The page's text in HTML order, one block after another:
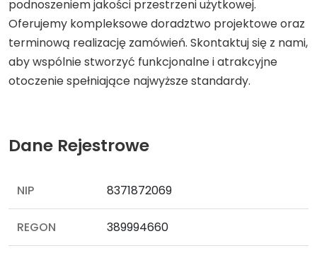
podnoszeniem jakości przestrzeni użytkowej.
Oferujemy kompleksowe doradztwo projektowe oraz
terminową realizację zamówień. Skontaktuj się z nami,
aby wspólnie stworzyć funkcjonalne i atrakcyjne
otoczenie spełniające najwyższe standardy.
Dane Rejestrowe
NIP 8371872069
REGON 389994660